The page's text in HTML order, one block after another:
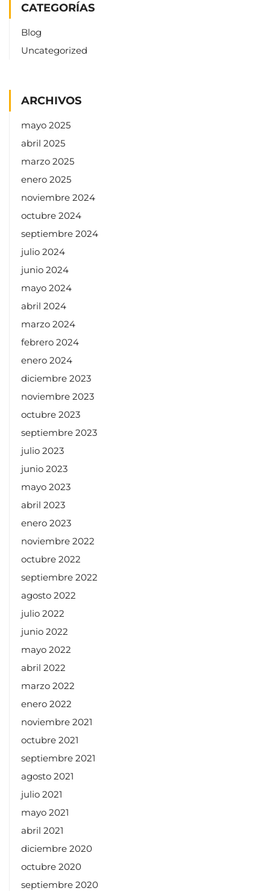
CATEGORÍAS
Blog
Uncategorized
ARCHIVOS
mayo 2025
abril 2025
marzo 2025
enero 2025
noviembre 2024
octubre 2024
septiembre 2024
julio 2024
junio 2024
mayo 2024
abril 2024
marzo 2024
febrero 2024
enero 2024
diciembre 2023
noviembre 2023
octubre 2023
septiembre 2023
julio 2023
junio 2023
mayo 2023
abril 2023
enero 2023
noviembre 2022
octubre 2022
septiembre 2022
agosto 2022
julio 2022
junio 2022
mayo 2022
abril 2022
marzo 2022
enero 2022
noviembre 2021
octubre 2021
septiembre 2021
agosto 2021
julio 2021
mayo 2021
abril 2021
diciembre 2020
octubre 2020
septiembre 2020